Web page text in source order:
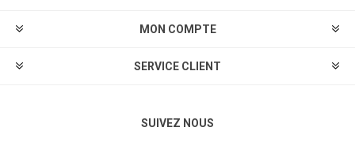
MON COMPTE
SERVICE CLIENT
SUIVEZ NOUS